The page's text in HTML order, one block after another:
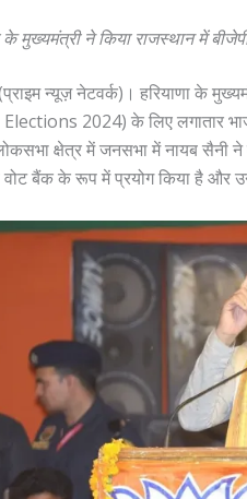
के मुख्यमंत्री ने किया राजस्थान में
न्यूज़ नेटवर्क)। हरियाणा के
2024) के लिए लगातार
क्षेत्र में जनसभा में नायब सैनी
वोट बैंक के रूप में प्रयोग किया है और